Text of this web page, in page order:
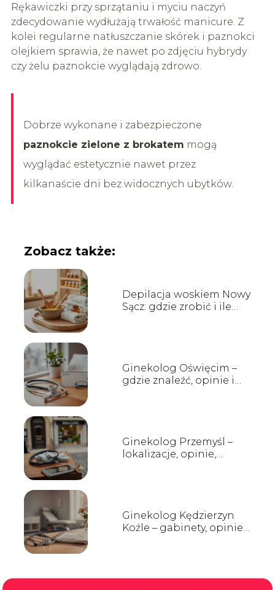
Rękawiczki przy sprzątaniu i myciu naczyń
zdecydowanie wydłużają trwałość manicure. Z
kolei regularne natłuszczanie skórek i paznokci
olejkiem sprawia, że nawet po zdjęciu hybrydy
czy żelu paznokcie wyglądają zdrowo.
Dobrze wykonane i zabezpieczone
paznokcie zielone z brokatem mogą
wyglądać estetycznie nawet przez
kilkanaście dni bez widocznych ubytków.
Zobacz także:
Depilacja woskiem Nowy
Sącz: gdzie zrobić i ile
Ginekolog Oświęcim –
gdzie znaleźć, opinie i
Ginekolog Przemyśl –
lokalizacje, opinie,
Ginekolog Kędzierzyn
Koźle – gabinety, opinie,